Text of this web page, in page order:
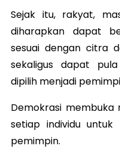
Sejak itu, rakyat,
diharapkan dapat
sesuai dengan citra
sekaligus dapat
dipilih menjadi
Demokrasi
setiap individu untuk
pemimpin.